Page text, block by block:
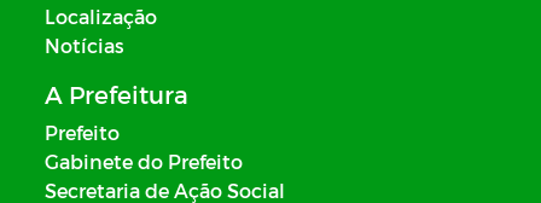
Localização
Notícias
A Prefeitura
Prefeito
Gabinete do Prefeito
Secretaria de Ação Social